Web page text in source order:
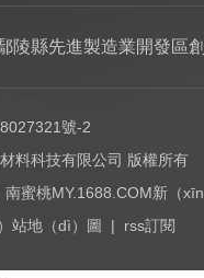
陵縣先進製造業開發區
號-2
料科技有限公司 版權所有
南蜜桃MY.1688.COM新（
站地（dì）圖 | rss訂閱